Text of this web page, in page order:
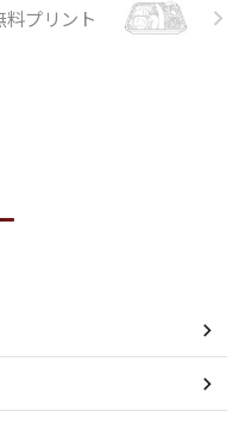
プリント